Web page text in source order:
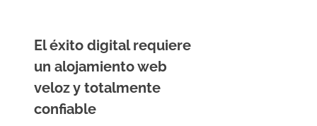
El éxito digital requiere
un alojamiento web
veloz y totalmente
confiable